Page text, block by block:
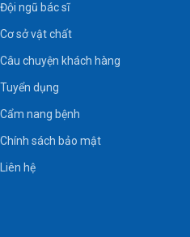
Đội ngũ bác sĩ
Cơ sở vật chất
Câu chuyện khách hàng
Tuyển dụng
Cẩm nang bệnh
Chính sách bảo mật
Liên hệ